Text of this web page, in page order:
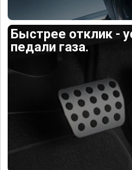
Быстрее отклик -
педали газа.